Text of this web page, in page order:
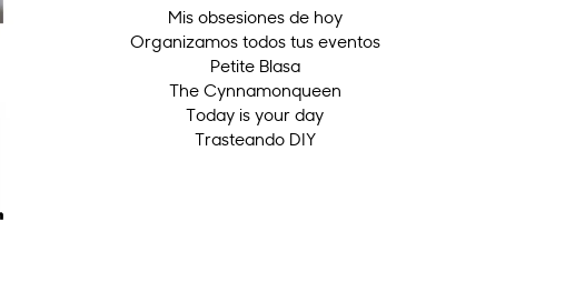
Mis obsesiones de hoy
Organizamos todos tus eventos
Petite Blasa
The Cynnamonqueen
Today is your day
Trasteando DIY